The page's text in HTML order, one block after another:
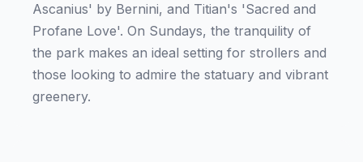
Ascanius' by Bernini, and Titian's 'Sacred and
Profane Love'. On Sundays, the tranquility of
the park makes an ideal setting for strollers and
those looking to admire the statuary and vibrant
greenery.